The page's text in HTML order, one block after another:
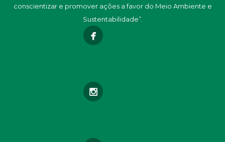
conscientizar e promover ações a favor do Meio Ambiente e
Sustentabilidade”.